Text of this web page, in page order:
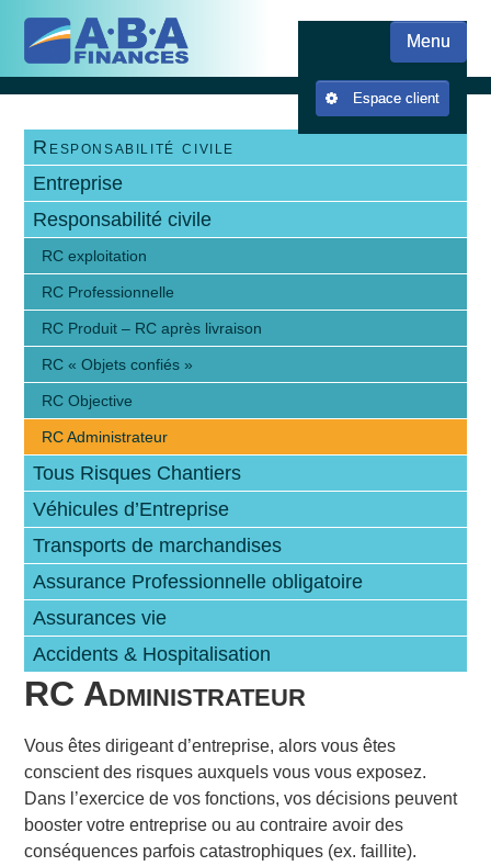
main
content
Skip to contentMenu
Espace client
Responsabilité civile
Entreprise
Responsabilité civile
RC exploitation
RC Professionnelle
RC Produit – RC après livraison
RC « Objets confiés »
RC Objective
RC Administrateur
Tous Risques Chantiers
Véhicules d’Entreprise
Transports de marchandises
Assurance Professionnelle obligatoire
Assurances vie
Accidents & Hospitalisation
RC Administrateur
Vous êtes dirigeant d’entreprise, alors vous êtes
conscient des risques auxquels vous vous exposez.
Dans l’exercice de vos fonctions, vos décisions peuvent
booster votre entreprise ou au contraire avoir des
conséquences parfois catastrophiques (ex. faillite).